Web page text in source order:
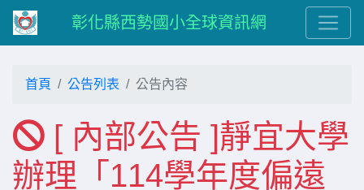
彰化縣西勢國小全球資訊網
首頁 公告列表 公告內容
[ 內部公告 ]靜宜大學
辦理「114學年度偏遠